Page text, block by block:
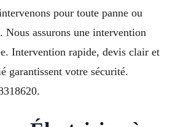
pour toute panne ou
Nous assurons une intervention
Intervention rapide, devis clair et
garantissent votre sécurité.